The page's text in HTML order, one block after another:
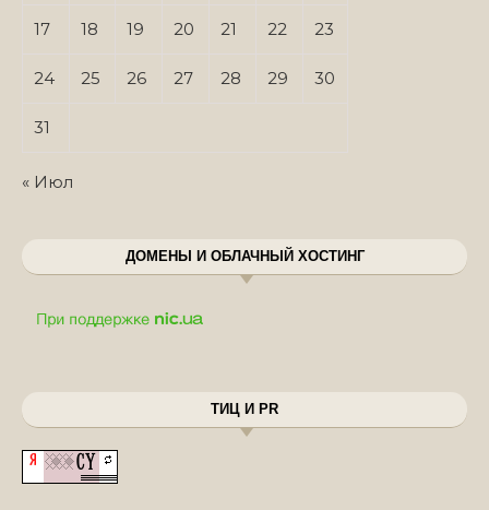
17 18 19 20 21 22 23
24 25 26 27 28 29 30
31
« Июл
ДОМЕНЫ И ОБЛАЧНЫЙ ХОСТИНГ
ТИЦ И PR